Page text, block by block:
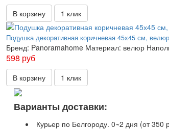
В корзину 1 клик
Подушка декоративная коричневая 45х45 см,
Бренд: Panoramahome Материал: велюр
598 руб
В корзину 1 клик
Варианты доставки:
Курьер по Белгороду. 0~2 дня (от 350